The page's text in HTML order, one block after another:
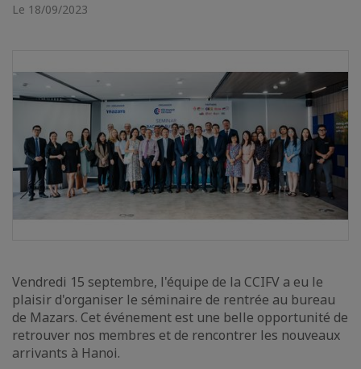
Le 18/09/2023
Vendredi 15 septembre, l'équipe de la CCIFV a eu le
plaisir d'organiser le séminaire de rentrée au bureau
de Mazars. Cet événement est une belle opportunité de
retrouver nos membres et de rencontrer les nouveaux
arrivants à Hanoi.